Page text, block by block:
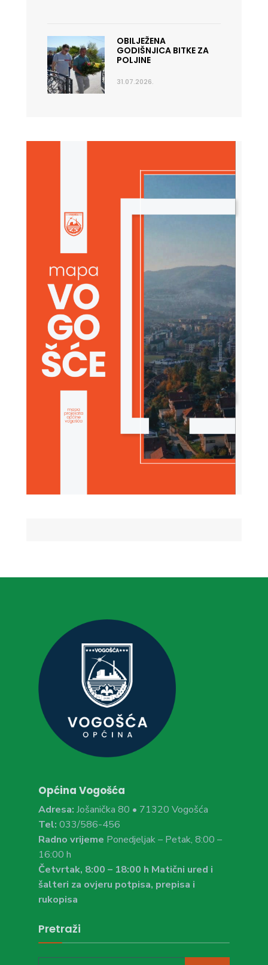
OBILJEŽENA
GODIŠNJICA BITKE ZA
POLJINE
31.07.2026.
Općina Vogošća
Adresa: Jošanička 80 • 71320 Vogošća
Tel: 033/586-456
Radno vrijeme Ponedjeljak – Petak, 8:00 –
16:00 h
Četvrtak, 8:00 – 18:00 h Matični ured i
šalteri za ovjeru potpisa, prepisa i
rukopisa
Pretraži